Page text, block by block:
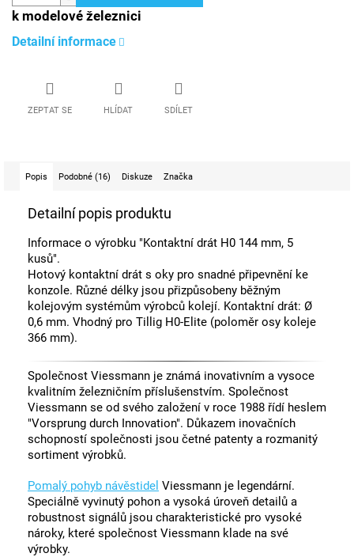
k modelové železnici
Detailní informace
ZEPTAT SE HLÍDAT SDÍLET
Popis Podobné (16) Diskuze Značka
Detailní popis produktu
Informace o výrobku "Kontaktní drát H0 144 mm, 5
kusů".
Hotový kontaktní drát s oky pro snadné připevnění ke
konzole. Různé délky jsou přizpůsobeny běžným
kolejovým systémům výrobců kolejí. Kontaktní drát: Ø
0,6 mm. Vhodný pro Tillig H0-Elite (poloměr osy koleje
366 mm).
Společnost Viessmann je známá inovativním a vysoce
kvalitním železničním příslušenstvím. Společnost
Viessmann se od svého založení v roce 1988 řídí heslem
"Vorsprung durch Innovation". Důkazem inovačních
schopností společnosti jsou četné patenty a rozmanitý
sortiment výrobků.
Pomalý pohyb návěstidel Viessmann je legendární.
Speciálně vyvinutý pohon a vysoká úroveň detailů a
robustnost signálů jsou charakteristické pro vysoké
nároky, které společnost Viessmann klade na své
výrobky.